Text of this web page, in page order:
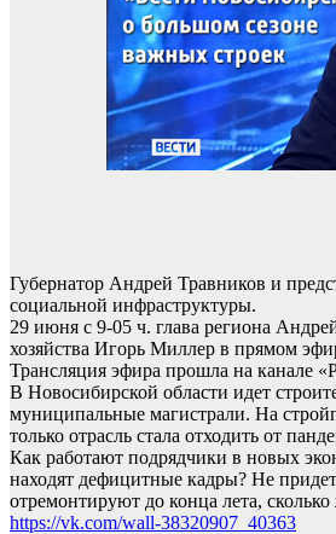
Губернатор Андрей Травников и
социальной инфраструктуры.
29 июня с 9-05 ч. глава региона
хозяйства Игорь Миллер в прямом
Трансляция эфира прошла на канале
В Новосибирской области идет
муниципальные магистрали. На
только отрасль стала отходить от
Как работают подрядчики в новых
находят дефицитные кадры? Не
отремонтируют до конца лета,
https://vk.com/wall-38320907_40363